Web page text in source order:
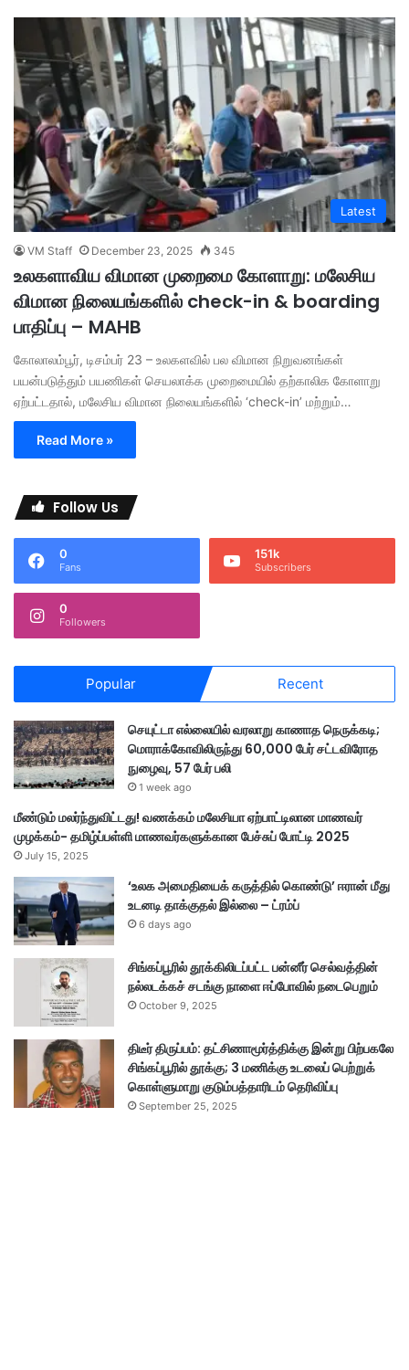
Latest
VM Staff December 23, 2025 345
உலகளாவிய விமான முறைமை கோளாறு: மலேசிய
விமான நிலையங்களில் check-in & boarding
பாதிப்பு – MAHB
கோலாலம்பூர், டிசம்பர் 23 – உலகளவில் பல விமான நிறுவனங்கள்
பயன்படுத்தும் பயணிகள் செயலாக்க முறைமையில் தற்காலிக கோளாறு
ஏற்பட்டதால், மலேசிய விமான நிலையங்களில் ‘check-in’ மற்றும்…
Read More »
Follow Us
0
Fans
151k
Subscribers
0
Followers
Popular Recent
செயுட்டா எல்லையில் வரலாறு காணாத நெருக்கடி;
மொராக்கோவிலிருந்து 60,000 பேர் சட்டவிரோத
நுழைவு, 57 பேர் பலி
1 week ago
மீண்டும் மலர்ந்துவிட்டது! வணக்கம் மலேசியா ஏற்பாட்டிலான மாணவர்
முழக்கம்- தமிழ்ப்பள்ளி மாணவர்களுக்கான பேச்சுப் போட்டி 2025
July 15, 2025
‘உலக அமைதியைக் கருத்தில் கொண்டு’ ஈரான் மீது
உடனடி தாக்குதல் இல்லை – ட்ரம்ப்
6 days ago
சிங்கப்பூரில் தூக்கிலிடப்பட்ட பன்னீர் செல்வத்தின்
நல்லடக்கச் சடங்கு நாளை ஈப்போவில் நடைபெறும்
October 9, 2025
திடீர் திருப்பம்: தட்சிணாமூர்த்திக்கு இன்று பிற்பகலே
சிங்கப்பூரில் தூக்கு; 3 மணிக்கு உடலைப் பெற்றுக்
கொள்ளுமாறு குடும்பத்தாரிடம் தெரிவிப்பு
September 25, 2025